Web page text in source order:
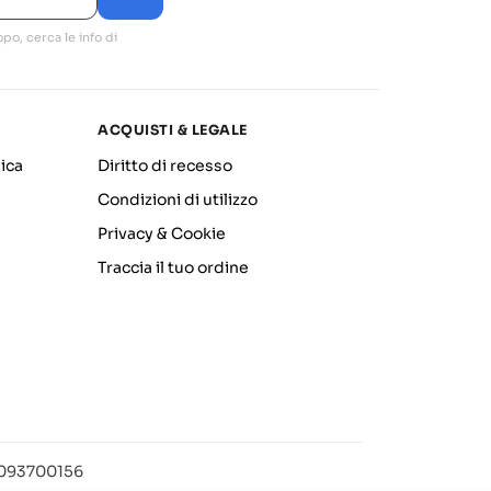
cerca le info di
ACQUISTI & LEGALE
Diritto di recesso
Condizioni di utilizzo
Privacy & Cookie
Traccia il tuo ordine